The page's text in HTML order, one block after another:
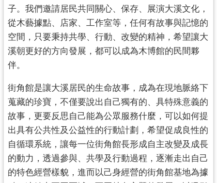
放
宣
告
子。我們邀請居民共同關心、保存、展演大溪文化，
從木藝據點、店家、工作室等，任何有故事與記憶的
空間，只要秉持共學、行動、改變的精神，希望讓大
溪朝更好的方向發展，都可以成為木博館的民間夥
伴。
街角館是讓大溪居民的生命故事，成為在現地脈絡下
蒐藏的珍寶，不僅要說出自己獨有的、具特殊意義的
故事，更要反思自己能為公眾服務什麼，可以如何提
出具有公共性及公益性的行動計劃，希望促成良性的
自循環系統，讓每一位街角館長形成自主改變及成長
的動力，透過參與、共學及行動過程，逐漸走出自己
的特色經營樣貌，進而以己身經營的街角館基地為據